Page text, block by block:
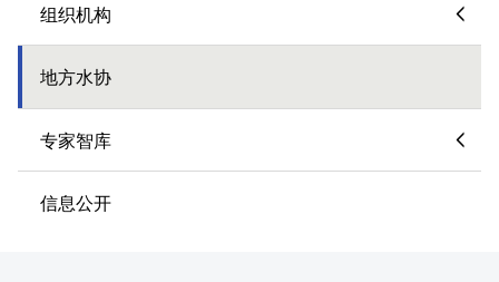
组织机构
地方水协
专家智库
信息公开